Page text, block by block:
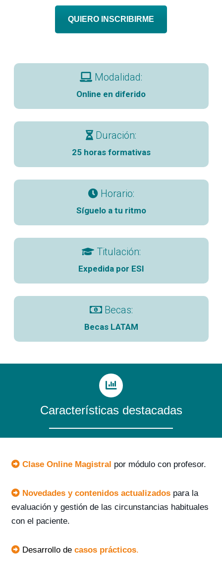
QUIERO INSCRIBIRME
Modalidad:
Online en diferido
Duración:
25 horas formativas
Horario:
Síguelo a tu ritmo
Titulación:
Expedida por ESI
Becas:
Becas LATAM
Características destacadas
Clase Online Magistral por módulo con profesor.
Novedades y contenidos actualizadospara la
evaluación y gestión de las circunstancias habituales
con el paciente.
Desarrollo de casos prácticos.